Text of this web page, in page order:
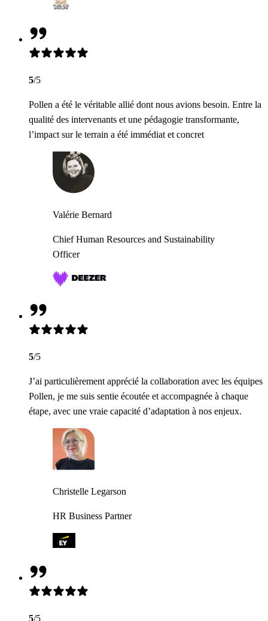
5/5
Pollen a été le véritable allié dont nous avions besoin. Entre la
qualité des intervenants et une pédagogie transformante,
l’impact sur le terrain a été immédiat et concret
Valérie Bernard
Chief Human Resources and Sustainability
Officer
5/5
J’ai particulièrement apprécié la collaboration avec les équipes
Pollen, je me suis sentie écoutée et accompagnée à chaque
étape, avec une vraie capacité d’adaptation à nos enjeux.
Christelle Legarson
HR Business Partner
5/5